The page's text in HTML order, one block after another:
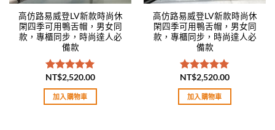
高仿路易威登LV新款時尚休
閑四季可用鴨舌帽，男女同
款，專櫃同步，時尚達人必
備款
評分5.00
滿分 5
NT$2,520.00
加入購物車
高仿路易威登LV新款時尚休
閑四季可用鴨舌帽，男女同
款，專櫃同步，時尚達人必
備款
評分5.00
滿分 5
NT$2,520.00
加入購物車